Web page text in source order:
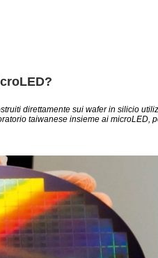
direttamente sui wafer in silicio
taiwanese insieme ai microLED,